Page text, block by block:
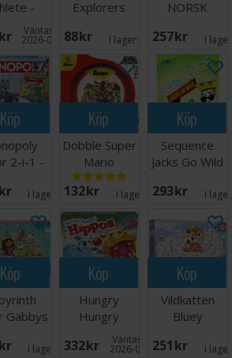
-
Väntas in:
2026-09-30
Explorers
88 SEK I lager:
NORSK
257 SEK I
Köp
2-i-1 -
I lager:
Köp
Dobble Super
Mario
Brädspel
132 SEK I lager: 6
Köp
Sequence
Jacks Go Wild
293 SEK I
Köp
Gabbys
I lager: 2
Köp
Hungry
Hungry
Hippos
Brädspel
332 SEK Väntas in:
2026-08-27
Köp
Vildkatten
Bluey
251 SEK I